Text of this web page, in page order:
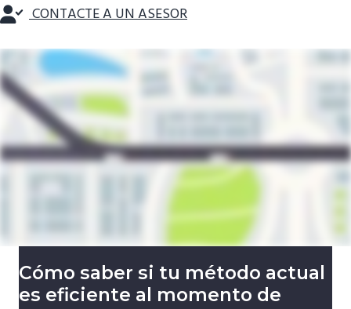
CONTACTE A UN ASESOR
Cómo saber si tu método actual
es eficiente al momento de